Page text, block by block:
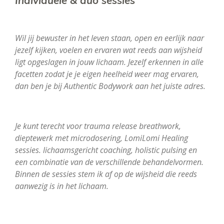
Wil jij bewuster in het leven staan, open en eerlijk naar
jezelf kijken, voelen en ervaren wat reeds aan wijsheid
ligt opgeslagen in jouw lichaam. Jezelf erkennen in alle
facetten zodat je je eigen heelheid weer mag ervaren,
dan ben je bij Authentic Bodywork aan het juiste adres.
Je kunt terecht voor trauma release breathwork,
dieptewerk met microdosering, LomiLomi Healing
sessies. lichaamsgericht coaching, holistic pulsing en
een combinatie van de verschillende behandelvormen.
Binnen de sessies stem ik af op de wijsheid die reeds
aanwezig is in het lichaam.